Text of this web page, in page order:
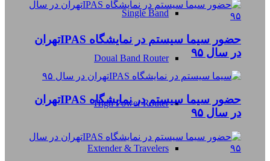
Single Band
Doual Band Router
High Power Router
Extender & Travelers
حضور سیما سیستم در نمایشگاه IPASتهران
در سال ۹۵
حضور سیما سیستم در نمایشگاه IPASتهران
در سال ۹۵